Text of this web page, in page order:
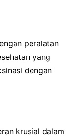
peralatan
yang
dengan
krusial dalam